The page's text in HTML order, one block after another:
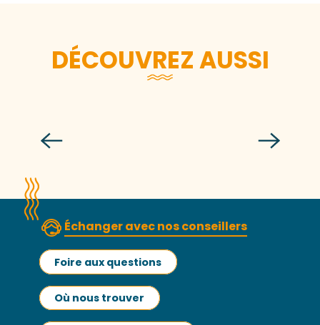
DÉCOUVREZ AUSSI
Échanger avec nos conseillers
Foire aux questions
Où nous trouver